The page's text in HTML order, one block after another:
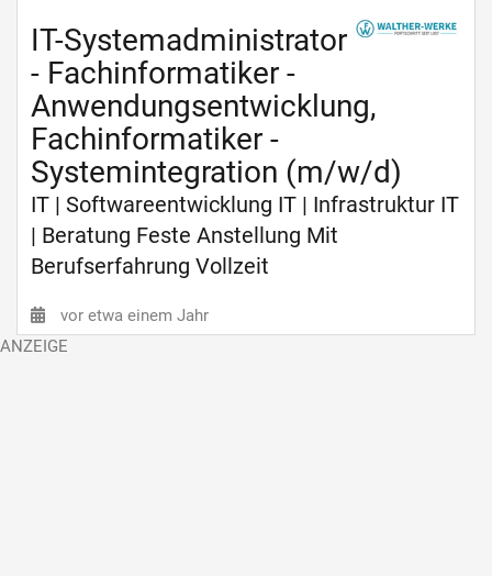
IT-Systemadministrator
- Fachinformatiker -
Anwendungsentwicklung,
Fachinformatiker -
Systemintegration (m/w/d)
IT | Softwareentwicklung IT | Infrastruktur IT
| Beratung Feste Anstellung Mit
Berufserfahrung Vollzeit
vor etwa einem Jahr